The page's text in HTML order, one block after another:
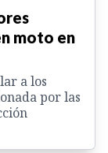
moto en
a los
por las